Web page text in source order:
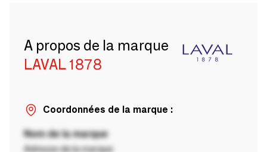
A propos de la marque
LAVAL 1878
Coordonnées de la marque :
Nom de la marque
Adresse de la marque